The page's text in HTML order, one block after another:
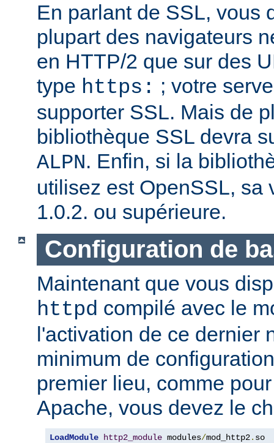
En parlant de SSL, vous
plupart des navigateurs
en HTTP/2 que sur des
type https: ; votre
supporter SSL. Mais de
bibliothèque SSL devra
ALPN. Enfin, si la
utilisez est OpenSSL, sa
1.0.2. ou supérieure.
Configuration de
Maintenant que vous
httpd compilé avec le
l'activation de ce dernier
minimum de
premier lieu, comme
Apache, vous devez le
LoadModule http2_module modules/mod_http2. so